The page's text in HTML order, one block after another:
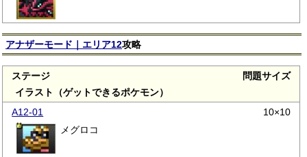
アナザーモード｜エリア12攻略
ステージ
問題サイズ
イラスト（ゲットできるポケモン）
A12-01
10×10
メグロコ